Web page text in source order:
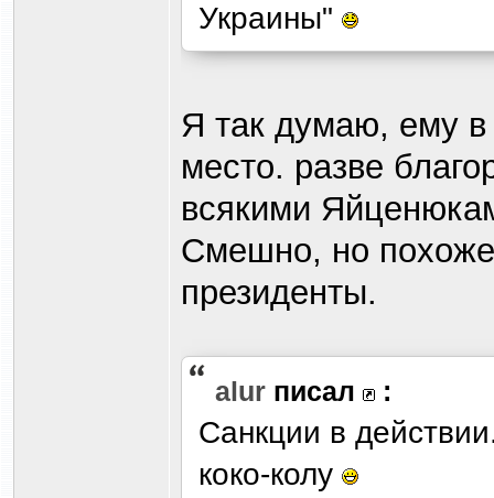
Украины"
Я так думаю, ему в
место. разве
всякими
Смешно, но похоже
президенты.
alur писал :
Санкции в
коко-колу